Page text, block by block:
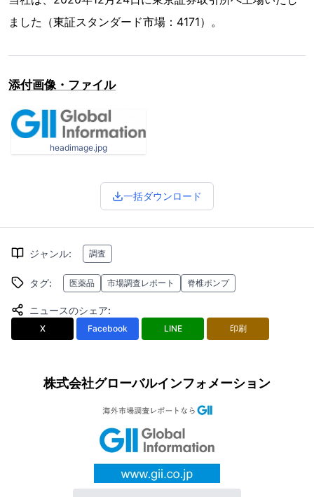
ました（東証スタンダード市場：4171）。
添付画像・ファイル
headimage.jpg
一括ダウンロード
ジャンル: 調査
タグ: 医薬品 市場調査レポート 脊椎ポンプ
ニュースのシェア:
X Facebook LINE 印刷
株式会社グローバルインフォメーション